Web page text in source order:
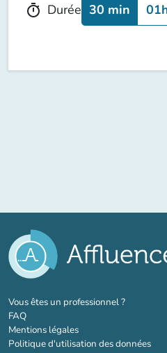
timer Durée 30 min
Vous êtes un professionnel ?(nouvel
FAQ
Mentions légales
Politique d'utilisation des données